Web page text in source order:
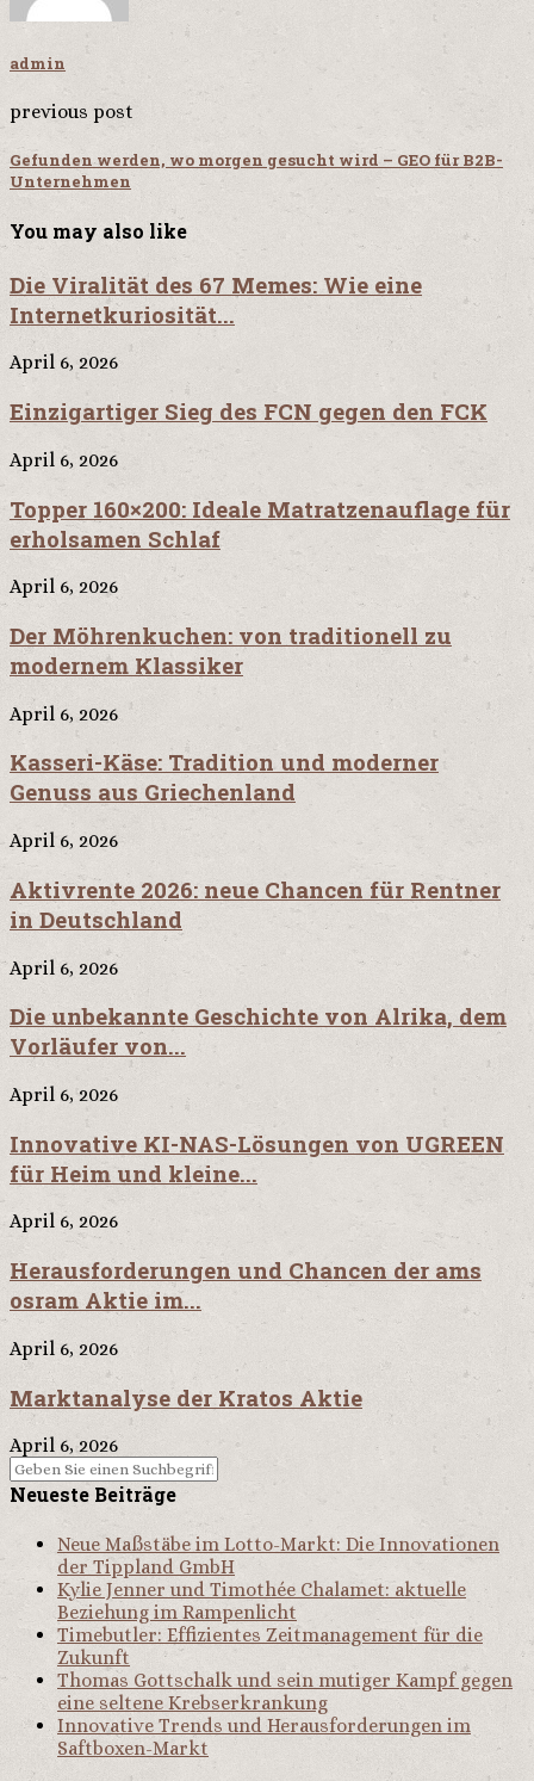
admin
previous post
Gefunden werden, wo morgen gesucht wird – GEO für B2B-
Unternehmen
You may also like
Die Viralität des 67 Memes: Wie eine
Internetkuriosität...
April 6, 2026
Einzigartiger Sieg des FCN gegen den FCK
April 6, 2026
Topper 160×200: Ideale Matratzenauflage für
erholsamen Schlaf
April 6, 2026
Der Möhrenkuchen: von traditionell zu
modernem Klassiker
April 6, 2026
Kasseri-Käse: Tradition und moderner
Genuss aus Griechenland
April 6, 2026
Aktivrente 2026: neue Chancen für Rentner
in Deutschland
April 6, 2026
Die unbekannte Geschichte von Alrika, dem
Vorläufer von...
April 6, 2026
Innovative KI-NAS-Lösungen von UGREEN
für Heim und kleine...
April 6, 2026
Herausforderungen und Chancen der ams
osram Aktie im...
April 6, 2026
Marktanalyse der Kratos Aktie
April 6, 2026
Neueste Beiträge
Neue Maßstäbe im Lotto-Markt: Die Innovationen
der Tippland GmbH
Kylie Jenner und Timothée Chalamet: aktuelle
Beziehung im Rampenlicht
Timebutler: Effizientes Zeitmanagement für die
Zukunft
Thomas Gottschalk und sein mutiger Kampf gegen
eine seltene Krebserkrankung
Innovative Trends und Herausforderungen im
Saftboxen-Markt